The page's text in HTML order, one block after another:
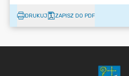
DRUKUJ ZAPISZ DO PDF